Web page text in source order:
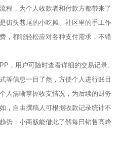
程，为个人收款者和付款方都带来了
街头巷尾的小吃摊、社区里的手工作
，都能轻松应对各种支付需求，不错
，用户可随时查看详细的交易记录。
等信息一目了然，方便个人进行账目
人清晰掌握收支情况，为后续的财务
，自由撰稿人可根据收款记录统计不
势；小商贩能借此了解每日销售高峰